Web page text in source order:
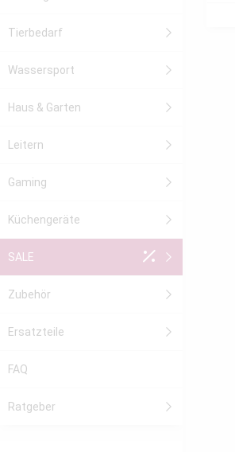
Tierbedarf
Wassersport
Haus & Garten
Leitern
Gaming
Küchengeräte
SALE
Zubehör
Ersatzteile
FAQ
Ratgeber